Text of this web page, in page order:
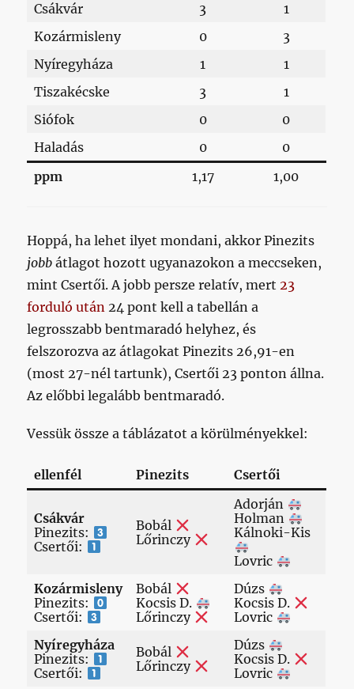
Csákvár
3
1
Kozármisleny
0
3
Nyíregyháza
1
1
Tiszakécske
3
1
Siófok
0
0
Haladás
0
0
ppm
1,17 1,00
Hoppá, ha lehet ilyet mondani, akkor Pinezits
jobb átlagot hozott ugyanazokon a meccseken,
mint Csertői. A jobb persze relatív, mert23
forduló után 24 pont kell a tabellán a
legrosszabb bentmaradó helyhez, és
felszorozva az átlagokat Pinezits 26,91-en
(most 27-nél tartunk), Csertői 23 ponton állna.
Az előbbi legalább bentmaradó.
Vessük össze a táblázatot a körülményekkel:
ellenfél Pinezits Csertői
Csákvár
Pinezits:
Csertői:
Bobál
Lőrinczy
Adorján
Holman
Kálnoki-Kis
Lovric
Kozármisleny
Pinezits:
Csertői:
Bobál
Kocsis D.
Lőrinczy
Dúzs
Kocsis D.
Lovric
Nyíregyháza
Pinezits:
Csertői:
Bobál
Lőrinczy
Dúzs
Kocsis D.
Lovric